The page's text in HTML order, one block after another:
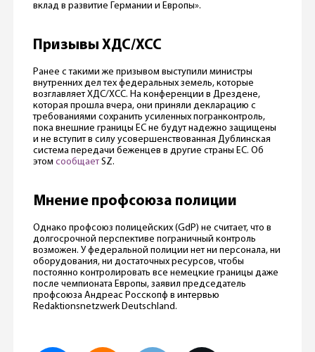
вклад в развитие Германии и Европы».
Призывы ХДС/ХСС
Ранее с такими же призывом выступили министры
внутренних дел тех федеральных земель, которые
возглавляет ХДС/ХСС. На конференции в Дрездене,
которая прошла вчера, они приняли декларацию с
требованиями сохранить усиленных погранконтроль,
пока внешние границы ЕС не будут надежно защищены
и не вступит в силу усовершенствованная Дублинская
система передачи беженцев в другие страны ЕС. Об
этом сообщаетSZ.
Мнение профсоюза полиции
Однако профсоюз полицейских (GdP) не считает, что в
долгосрочной перспективе пограничный контроль
возможен. У федеральной полиции нет ни персонала, ни
оборудования, ни достаточных ресурсов, чтобы
постоянно контролировать все немецкие границы даже
после чемпионата Европы, заявил председатель
профсоюза Андреас Росскопф в интервью
Redaktionsnetzwerk Deutschland.